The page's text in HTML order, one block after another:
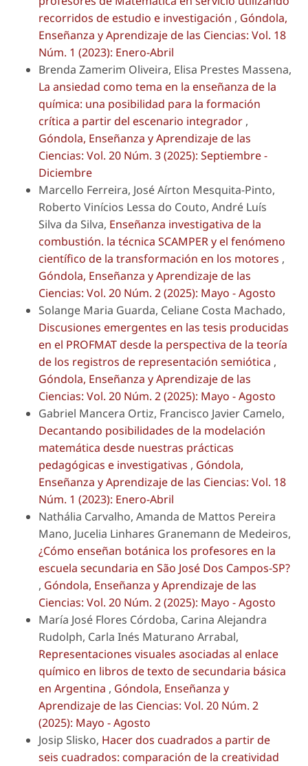
recorridos de estudio e investigación , Góndola,
Enseñanza y Aprendizaje de las Ciencias: Vol. 18
Núm. 1 (2023): Enero-Abril
Brenda Zamerim Oliveira, Elisa Prestes Massena,
La ansiedad como tema en la enseñanza de la
química: una posibilidad para la formación
crítica a partir del escenario integrador ,
Góndola, Enseñanza y Aprendizaje de las
Ciencias: Vol. 20 Núm. 3 (2025): Septiembre -
Diciembre
Marcello Ferreira, José Aírton Mesquita-Pinto,
Roberto Vinícios Lessa do Couto, André Luís
Silva da Silva, Enseñanza investigativa de la
combustión. la técnica SCAMPER y el fenómeno
científico de la transformación en los motores ,
Góndola, Enseñanza y Aprendizaje de las
Ciencias: Vol. 20 Núm. 2 (2025): Mayo - Agosto
Solange Maria Guarda, Celiane Costa Machado,
Discusiones emergentes en las tesis producidas
en el PROFMAT desde la perspectiva de la teoría
de los registros de representación semiótica ,
Góndola, Enseñanza y Aprendizaje de las
Ciencias: Vol. 20 Núm. 2 (2025): Mayo - Agosto
Gabriel Mancera Ortiz, Francisco Javier Camelo,
Decantando posibilidades de la modelación
matemática desde nuestras prácticas
pedagógicas e investigativas , Góndola,
Enseñanza y Aprendizaje de las Ciencias: Vol. 18
Núm. 1 (2023): Enero-Abril
Nathália Carvalho, Amanda de Mattos Pereira
Mano, Jucelia Linhares Granemann de Medeiros,
¿Cómo enseñan botánica los profesores en la
escuela secundaria en São José Dos Campos-SP?
, Góndola, Enseñanza y Aprendizaje de las
Ciencias: Vol. 20 Núm. 2 (2025): Mayo - Agosto
María José Flores Córdoba, Carina Alejandra
Rudolph, Carla Inés Maturano Arrabal,
Representaciones visuales asociadas al enlace
químico en libros de texto de secundaria básica
en Argentina , Góndola, Enseñanza y
Aprendizaje de las Ciencias: Vol. 20 Núm. 2
(2025): Mayo - Agosto
Josip Slisko, Hacer dos cuadrados a partir de
seis cuadrados: comparación de la creatividad